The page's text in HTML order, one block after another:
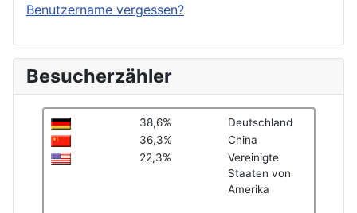
Benutzername vergessen?
Besucherzähler
38,6%
Deutschland
36,3%
China
22,3%
Vereinigte
Staaten von
Amerika